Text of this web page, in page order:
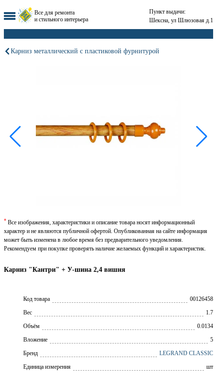
Все для ремонта
и стильного интерьера
Пункт выдачи:
Шексна, ул Шлюзовая д.1
Карниз металлический с пластиковой фурнитурой
Карниз "Кантри" + У-шина 2,4 вишня
Код товара
00126458
Вес
1.7
Объём
0.0134
Вложение
5
Брeнд
LEGRAND CLASSIC
Единица измерения
шт
* Все изображения, характеристики и описание товара носят информационный
характер и не являются публичной офертой. Опубликованная на сайте информация
может быть изменена в любое время без предварительного уведомления.
Рекомендуем при покупке проверять наличие желаемых функций и характеристик.